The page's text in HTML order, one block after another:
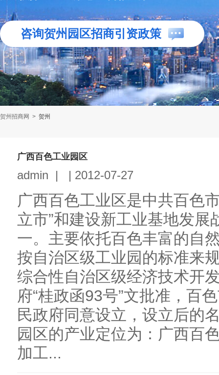
咨询贺州园区招商引资政策
贺州招商网 > 贺州
广西百色工业园区
admin | | 2012-07-27
广西百色工业区是中共百色
立市”和建设新工业基地发
一。主要依托百色丰富的自
按自治区级工业园的标准来
综合性自治区级经济技术开
府“桂政函93号”文批准，百
民政府同意设立，设立后的
园区的产业定位为：广西百
加工...